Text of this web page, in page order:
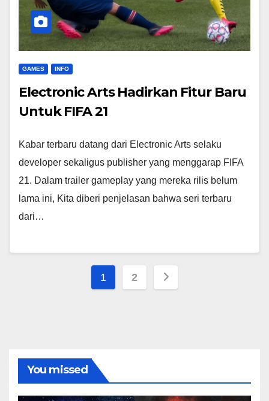
GAMES INFO
Electronic Arts Hadirkan Fitur Baru
Untuk FIFA 21
Kabar terbaru datang dari Electronic Arts selaku
developer sekaligus publisher yang menggarap FIFA
21. Dalam trailer gameplay yang mereka rilis belum
lama ini, Kita diberi penjelasan bahwa seri terbaru
dari…
Posts
1 2
You missed